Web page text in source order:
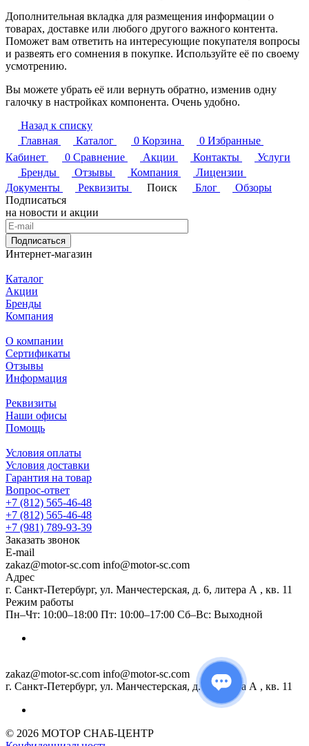
Дополнительная вкладка для размещения информации о
товарах, доставке или любого другого важного контента.
Поможет вам ответить на интересующие покупателя вопросы
и развеять его сомнения в покупке. Используйте её по своему
усмотрению.
Вы можете убрать её или вернуть обратно, изменив одну
галочку в настройках компонента. Очень удобно.
Назад к списку
Главная
Каталог 0 Корзина 0 Избранные
Кабинет
0 Сравнение Акции Контакты
Услуги
Бренды
Отзывы Компания
Лицензии
Документы
Реквизиты Поиск Блог
Обзоры
Подписаться
на новости и акции
Подписаться
Интернет-магазин
Каталог
Акции
Бренды
Компания
О компании
Сертификаты
Отзывы
Информация
Реквизиты
Наши офисы
Помощь
Условия оплаты
Условия доставки
Гарантия на товар
Вопрос-ответ
+7 (812) 565-46-48
+7 (812) 565-46-48
+7 (981) 789-93-39
Заказать звонок
E-mail
zakaz@motor-sc.com info@motor-sc.com
Адрес
г. Санкт-Петербург, ул. Манчестерская, д. 6, литера А , кв. 11
Режим работы
Пн–Чт: 10:00–18:00 Пт: 10:00–17:00 Сб–Вс: Выходной
zakaz@motor-sc.com info@motor-sc.com
г. Санкт-Петербург, ул. Манчестерская, д. 6, литера А , кв. 11
© 2026 МОТОР СНАБ-ЦЕНТР